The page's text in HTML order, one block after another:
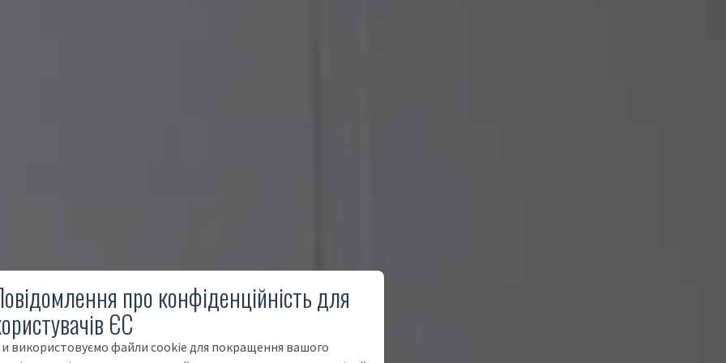
про конфіденційність для
ЄС
використовуємо файли cookie для покращення вашого